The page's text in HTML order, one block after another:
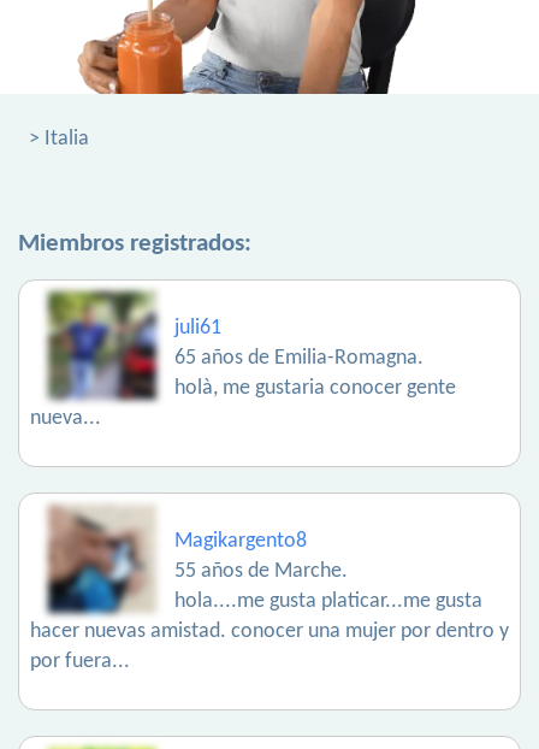
> Italia
Miembros registrados:
juli61
65 años de Emilia-Romagna.
holà, me gustaria conocer gente
nueva...
Magikargento8
55 años de Marche.
hola....me gusta platicar...me gusta
hacer nuevas amistad. conocer una mujer por dentro y
por fuera...